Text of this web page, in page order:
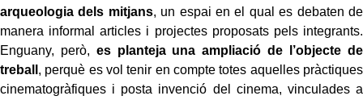
arqueologia dels mitjans, un espai en el qual es debaten de
manera informal articles i projectes proposats pels integrants.
Enguany, però, es planteja una ampliació de l’objecte de
treball , perquè es vol tenir en compte totes aquelles pràctiques
cinematogràfiques i posta invenció del cinema, vinculades a